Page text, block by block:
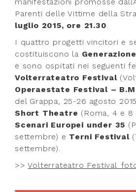
Parenti delle Vittime della
luglio 2015, ore 21.30.
I quattro progetti vincitori e
costituiscono la
e sono ospitati nei seguenti
Volterrateatro Festival
Operaestate Festival –
del Grappa, 25-26 agosto
Short Theatre (Roma, 4 e
Scenari Europei under 35
settembre) e Terni Festival
settembre).
>>Volterrateatro